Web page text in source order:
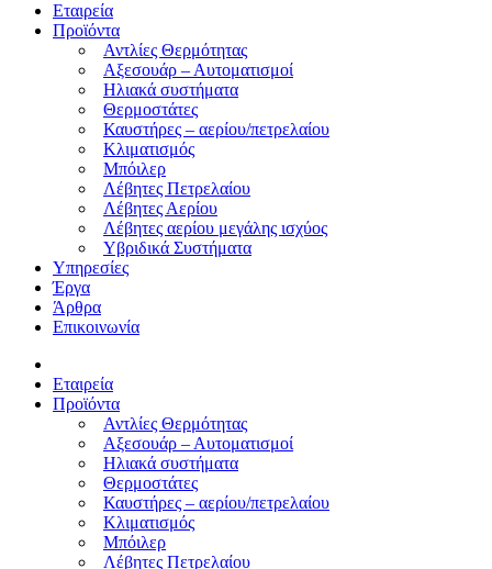
Εταιρεία
Προϊόντα
Αντλίες Θερμότητας
Αξεσουάρ – Αυτοματισμοί
Ηλιακά συστήματα
Θερμοστάτες
Καυστήρες – αερίου/πετρελαίου
Κλιματισμός
Μπόιλερ
Λέβητες Πετρελαίου
Λέβητες Αερίου
Λέβητες αερίου μεγάλης ισχύος
Υβριδικά Συστήματα
Υπηρεσίες
Έργα
Άρθρα
Επικοινωνία
Εταιρεία
Προϊόντα
Αντλίες Θερμότητας
Αξεσουάρ – Αυτοματισμοί
Ηλιακά συστήματα
Θερμοστάτες
Καυστήρες – αερίου/πετρελαίου
Κλιματισμός
Μπόιλερ
Λέβητες Πετρελαίου